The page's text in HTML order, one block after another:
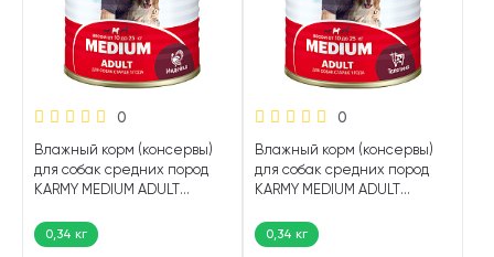
0
Влажный корм (консервы)
для собак средних пород
KARMY MEDIUM ADULT
0,34 кг
0
Влажный корм (консервы)
для собак средних пород
KARMY MEDIUM ADULT
0,34 кг